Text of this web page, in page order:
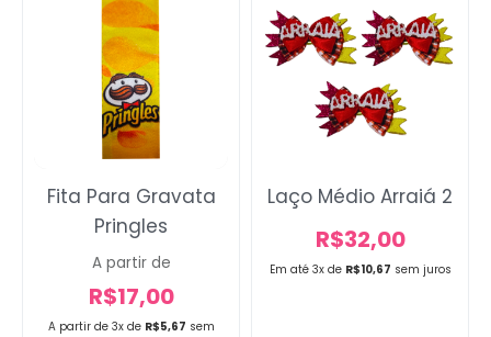
A partir de 3x de R$5,67 sem
Fita Para Gravata
Pringles
A partir de
R$17,00
Em até 3x de R$10,67 sem juros
Laço Médio Arraiá 2
R$32,00